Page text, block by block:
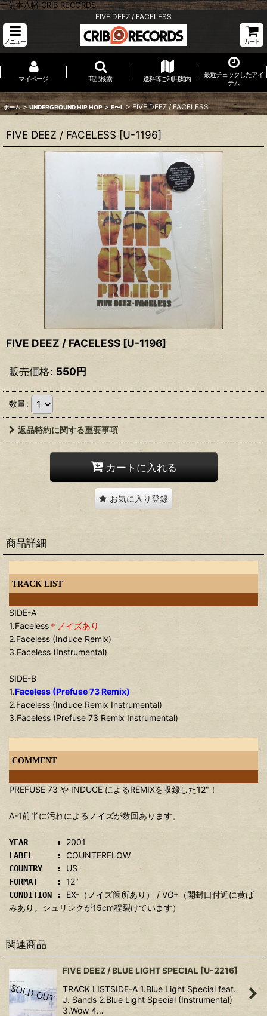
千葉本八幡 CRIB RECORDS
FIVE DEEZ / FACELESS
メニュー カート
マイページ 商品検索 送料等ご利用案内
最近チェックしたアイ
テム
ホーム > UNDERGROUND HIP HOP > E〜L > FIVE DEEZ / FACELESS
FIVE DEEZ / FACELESS [U-1196]
FIVE DEEZ / FACELESS [U-1196]
販売価格: 550円
数量:
返品特約に関する重要事項
カートに入れる
お気に入り登録
商品詳細
TRACK LIST
SIDE-A
1.Faceless ＊ノイズあり
2.Faceless (Induce Remix)
3.Faceless (Instrumental)
SIDE-B
1.Faceless (Prefuse 73 Remix)
2.Faceless (Induce Remix Instrumental)
3.Faceless (Prefuse 73 Remix Instrumental)
COMMENT
PREFUSE 73 や INDUCE によるREMIXを収録した12"！
A-1前半に汚れによるノイズが数回あります。
YEAR : 2001
LABEL : COUNTERFLOW
COUNTRY : US
FORMAT : 12"
CONDITION : EX-（ノイズ箇所あり） / VG+（開封口付近に黄ば
みあり。シュリンクが15cm程裂けています）
関連商品
FIVE DEEZ / BLUE LIGHT SPECIAL [U-2216]
TRACK LISTSIDE-A 1.Blue Light Special feat.
J. Sands 2.Blue Light Special (Instrumental)
3.Wow 4…